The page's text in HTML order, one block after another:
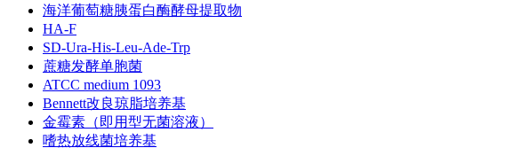
海洋葡萄糖胰蛋白酶酵母提取物
HA-F
SD-Ura-His-Leu-Ade-Trp
蔗糖发酵单胞菌
ATCC medium 1093
Bennett改良琼脂培养基
金霉素（即用型无菌溶液）
嗜热放线菌培养基